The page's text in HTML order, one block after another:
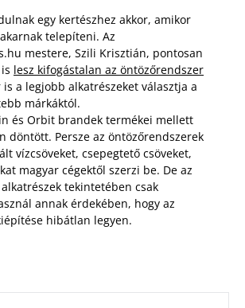
egy kertészhez akkor, amikor
telepíteni. Az
mestere, Szili Krisztián, pontosan
lesz kifogástalan az öntözőrendszer
is a legjobb alkatrészeket választja a
márkáktól.
és Orbit brandek termékei mellett
döntött. Persze az öntözőrendszerek
vízcsöveket, csepegtető csöveket,
magyar cégektől szerzi be. De az
tekintetében csak
annak érdekében, hogy az
hibátlan legyen.